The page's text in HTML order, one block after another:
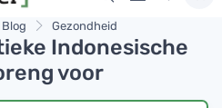
Blog Gezondheid
Indonesische
voor